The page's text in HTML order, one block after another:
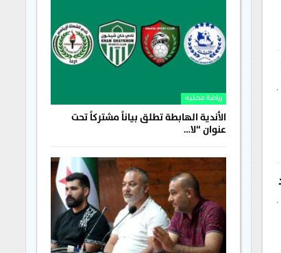
رياضة محلية
الأندية الهابطة تطلق بياناً مشتركاً تحت
عنوان “لا…